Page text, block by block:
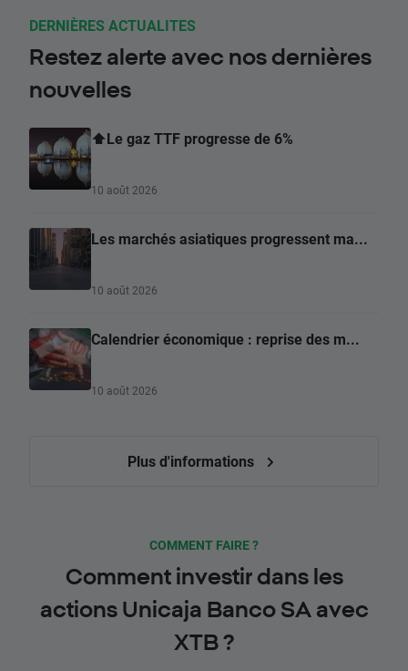
DERNIÈRES ACTUALITES
Restez alerte avec nos dernières
nouvelles
⬆️Le gaz TTF progresse de 6%
10 août 2026
Les marchés asiatiques progressent ma...
10 août 2026
Calendrier économique : reprise des m...
10 août 2026
Plus d'informations
COMMENT FAIRE ?
Comment investir dans les
actions Unicaja Banco SA avec
XTB ?